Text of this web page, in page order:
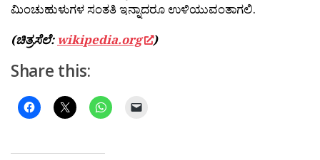
ಮಿಂಚುಹುಳುಗಳ ಸಂತತಿ ಇನ್ನಾದರೂ ಉಳಿಯುವಂತಾಗಲಿ.
(ಚಿತ್ರಸೆಲೆ: wikipedia.org )
Share this: